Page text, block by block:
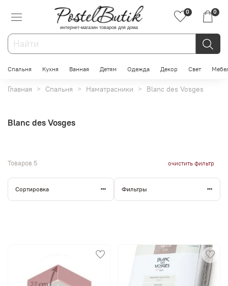
интернет-магазин товаров для дома
0 0
Спальня Кухня Ванная Детям Одежда Декор Свет
Главная Спальня Наматрасники Blanc des Vosges
Blanc des Vosges
Товаров 5 очистить фильтр
Сортировка Фильтры